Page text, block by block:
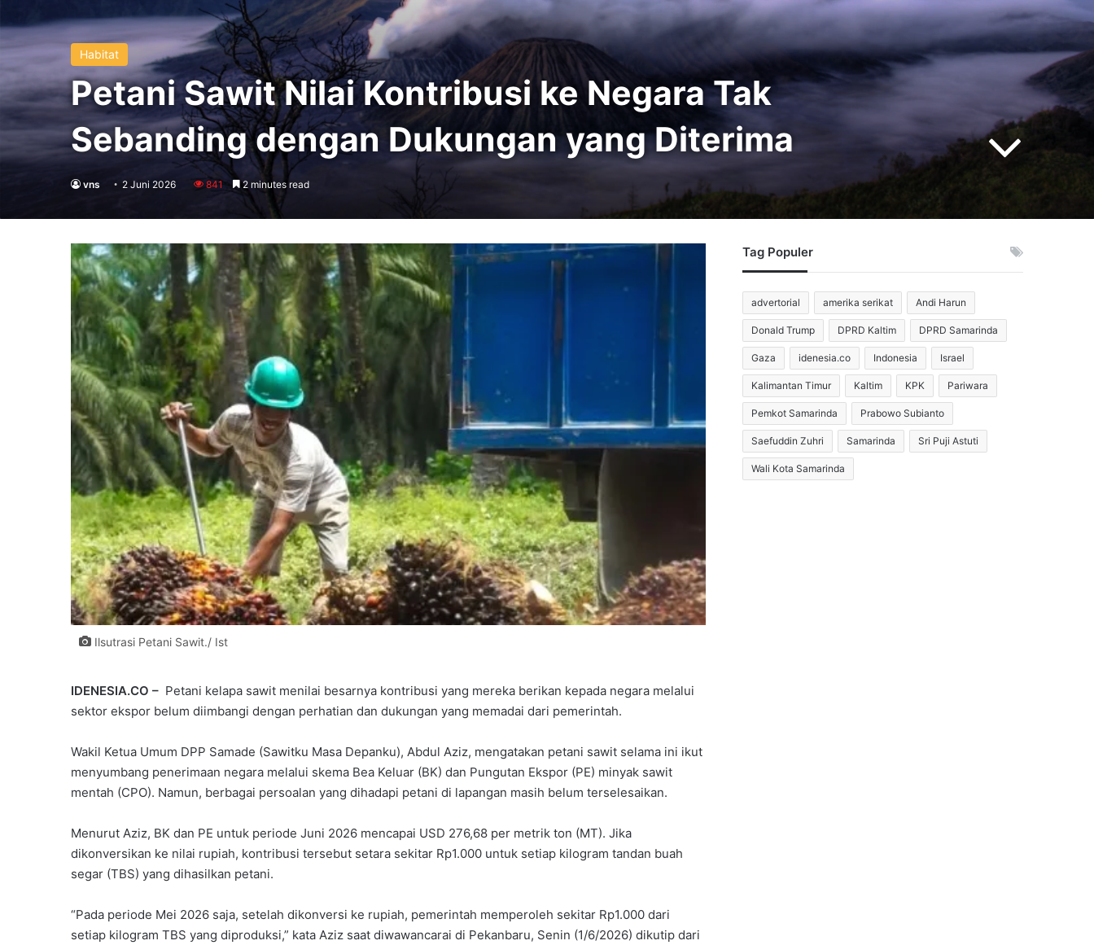
Habitat
Petani Sawit Nilai Kontribusi ke Negara Tak
Sebanding dengan Dukungan yang Diterima
vns 2 Juni 2026 841 2 minutes read
Ilsutrasi Petani Sawit./ Ist
IDENESIA.CO – Petani kelapa sawit menilai besarnya kontribusi yang mereka berikan kepada negara melalui
sektor ekspor belum diimbangi dengan perhatian dan dukungan yang memadai dari pemerintah.
Wakil Ketua Umum DPP Samade (Sawitku Masa Depanku), Abdul Aziz, mengatakan petani sawit selama ini ikut
menyumbang penerimaan negara melalui skema Bea Keluar (BK) dan Pungutan Ekspor (PE) minyak sawit
mentah (CPO). Namun, berbagai persoalan yang dihadapi petani di lapangan masih belum terselesaikan.
Menurut Aziz, BK dan PE untuk periode Juni 2026 mencapai USD 276,68 per metrik ton (MT). Jika
dikonversikan ke nilai rupiah, kontribusi tersebut setara sekitar Rp1.000 untuk setiap kilogram tandan buah
segar (TBS) yang dihasilkan petani.
“Pada periode Mei 2026 saja, setelah dikonversi ke rupiah, pemerintah memperoleh sekitar Rp1.000 dari
setiap kilogram TBS yang diproduksi,” kata Aziz saat diwawancarai di Pekanbaru, Senin (1/6/2026) dikutip dari
Tag Populer
advertorial amerika serikat Andi Harun
Donald Trump DPRD Kaltim DPRD Samarinda
Gaza idenesia.co Indonesia Israel
Kalimantan Timur Kaltim KPK Pariwara
Pemkot Samarinda Prabowo Subianto
Saefuddin Zuhri Samarinda Sri Puji Astuti
Wali Kota Samarinda